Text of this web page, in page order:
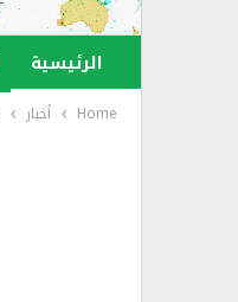
الرئيسية
Home أخبار